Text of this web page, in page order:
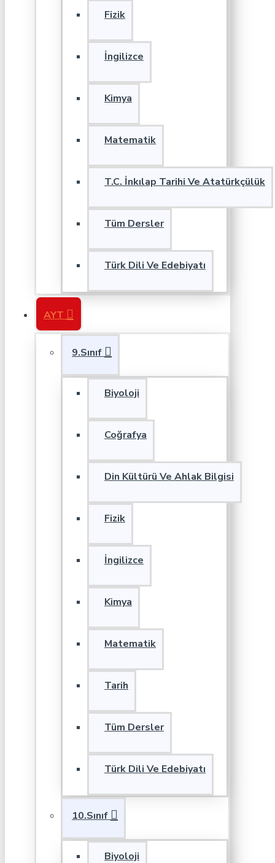
Fizik
İngilizce
Kimya
Matematik
T.C. İnkılap Tarihi Ve Atatürkçülük
Tüm Dersler
Türk Dili Ve Edebiyatı
AYT
9.Sınıf
Biyoloji
Coğrafya
Din Kültürü Ve Ahlak Bilgisi
Fizik
İngilizce
Kimya
Matematik
Tarih
Tüm Dersler
Türk Dili Ve Edebiyatı
10.Sınıf
Biyoloji